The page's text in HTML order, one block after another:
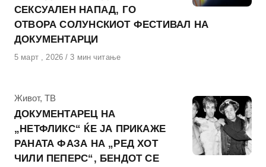
СЕКСУАЛЕН НАПАД, ГО
ОТВОРА СОЛУНСКИОТ ФЕСТИВАЛ НА
ДОКУМЕНТАРЦИ
Објавено
5 март , 2026 3 мин читање
КАтегорија
Живот, ТВ
ДОКУМЕНТАРЕЦ НА
„НЕТФЛИКС“ ЌЕ ЈА ПРИКАЖЕ
РАНАТА ФАЗА НА „РЕД ХОТ
ЧИЛИ ПЕПЕРС“, БЕНДОТ СЕ